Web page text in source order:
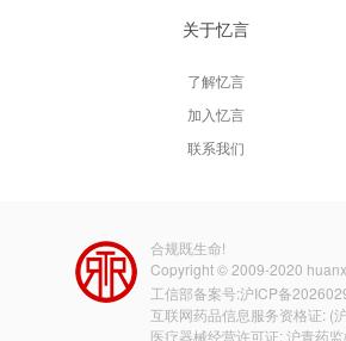
关于忆言
了解忆言
加入忆言
联系我们
合规既生命!
Copyright © 2009-2020
工信部备案号:沪ICP备
互联网药品信息服务资格证: (
医疗器械经营许可证: 沪青药